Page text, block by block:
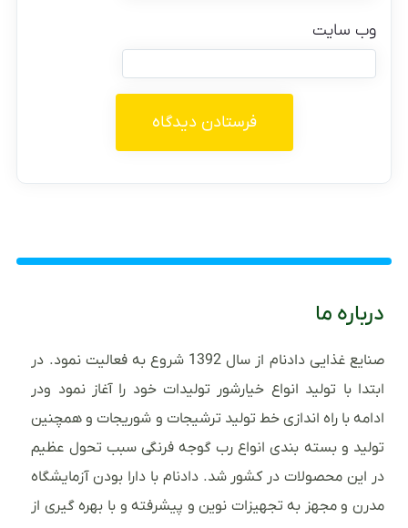
وب‌ سایت
درباره ما
صنایع غذایی دادنام از سال 1392 شروع به فعالیت نمود. در
ابتدا با تولید انواع خیارشور تولیدات خود را آغاز نمود ودر
ادامه با راه اندازی خط تولید ترشیجات و شوریجات و همچنین
تولید و بسته بندی انواع رب گوجه فرنگی سبب تحول عظیم
در این محصولات در کشور شد. دادنام با دارا بودن آزمایشگاه
مدرن و مجهز به تجهیزات نوین و پیشرفته و با بهره گیری از